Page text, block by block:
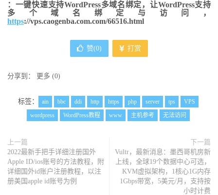
：一键快速支持WordPress多域名绑定，让WordPress支持
多个域名绑定与访问，
https://vps.caogenba.com.com/66516.html
赞(0) 打赏
分享到： 更多 (0)
标签： ain bbc ddi http https php server tps
VPS
wordpress
WordPress教程 www 主机参考 无法访问
上一篇
2022最新手把手详细注册国外
Apple ID/ios账号的方法教程，附
详细国外id账户注册教程，以注
册美国apple id账号为例
下一篇
Vultr，最新消息：墨西哥机房新
上线，全球19个数据中心可选，
KVM虚拟架构，1核心1G内存
1Gbps带宽，5美元/月，支持按
小时计费